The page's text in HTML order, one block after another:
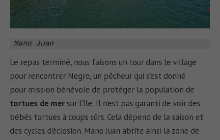
Mano Juan
Le repas terminé, nous faisons un tour dans le village
pour rencontrer Negro, un pêcheur qui s’est donné
pour mission bénévole de protéger la population de
tortues de mer sur l’île. Il n’est pas garanti de voir des
bébés tortues à coups sûrs. Cela dépend de la saison et
des cycles d’éclosion. Mano Juan abrite ainsi la zone de